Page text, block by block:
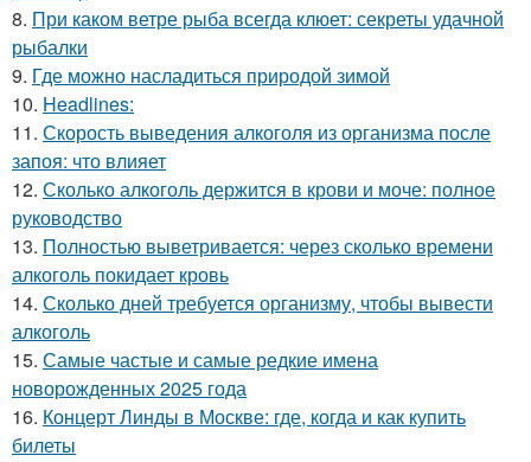
8. При каком ветре рыба всегда клюет: секреты удачной
рыбалки
9. Где можно насладиться природой зимой
10. Headlines:
11. Скорость выведения алкоголя из организма после
запоя: что влияет
12. Сколько алкоголь держится в крови и моче: полное
руководство
13. Полностью выветривается: через сколько времени
алкоголь покидает кровь
14. Сколько дней требуется организму, чтобы вывести
алкоголь
15. Самые частые и самые редкие имена
новорожденных 2025 года
16. Концерт Линды в Москве: где, когда и как купить
билеты